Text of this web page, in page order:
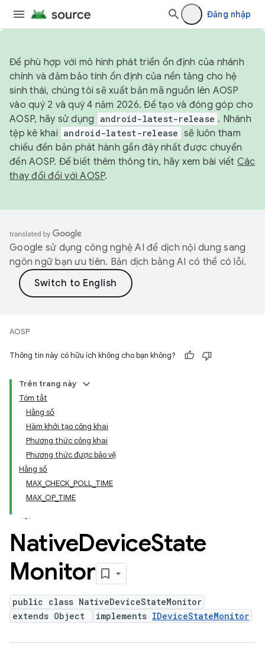
Đăng nhập
Để phù hợp với mô hình phát triển ổn định của nhánh
chính và đảm bảo tính ổn định của nền tảng cho hệ
sinh thái, chúng tôi sẽ xuất bản mã nguồn lên AOSP
vào quý 2 và quý 4 năm 2026. Để tạo và đóng góp cho
AOSP, hãy sử dụng
android-latest-release . Nhánh
tệp kê khai android-latest-release sẽ luôn tham
chiếu đến bản phát hành gần đây nhất được chuyển
đến AOSP. Để biết thêm thông tin, hãy xem bài viết Các
thay đổi đối với AOSP.
Google sử dụng công nghệ AI để dịch nội dung sang
ngôn ngữ bạn ưu tiên. Bản dịch bằng AI có thể có lỗi.
AOSP
Thông tin này có hữu ích không cho bạn không?
Trên trang này
Tóm tắt
Hằng số
Hàm khởi tạo công khai
Phương thức công khai
Phương thức được bảo vệ
Hằng số
MAX_CHECK_POLL_TIME
MAX_OP_TIME
NativeDeviceState
Monitor
public class NativeDeviceStateMonitor
extends Object
implements IDeviceStateMonitor